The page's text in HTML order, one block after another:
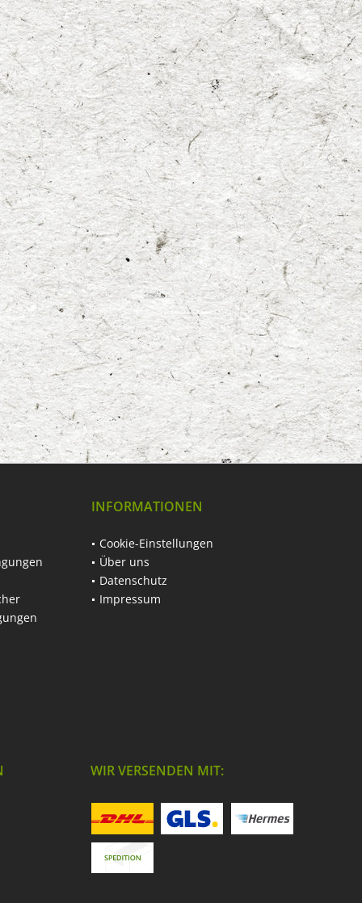
INFORMATIONEN
Cookie-Einstellungen
Über uns
Datenschutz
Impressum
WIR VERSENDEN MIT: